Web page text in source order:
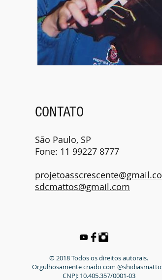
CONTATO
São Paulo, SP
Fone: 11 99227 8777
sdcmattos@gmail.com
© 2018 Todos os direitos autorais.
Orgulhosamente criado com
CNPJ: 10.405.357/0001-03